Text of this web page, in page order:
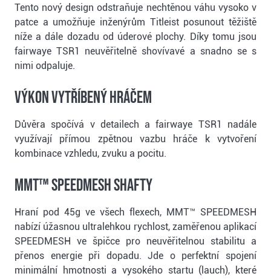
Tento nový design odstraňuje nechtěnou váhu vysoko v
patce a umožňuje inženýrům Titleist posunout těžiště
níže a dále dozadu od úderové plochy. Díky tomu jsou
fairwaye TSR1 neuvěřitelně shovívavé a snadno se s
nimi odpaluje.
Výkon vytříbený hráčem
Důvěra spočívá v detailech a fairwaye TSR1 nadále
využívají přímou zpětnou vazbu hráče k vytvoření
kombinace vzhledu, zvuku a pocitu.
MMT™ SPEEDMESH shafty
Hraní pod 45g ve všech flexech, MMT™ SPEEDMESH
nabízí úžasnou ultralehkou rychlost, zaměřenou aplikací
SPEEDMESH ve špičce pro neuvěřitelnou stabilitu a
přenos energie při dopadu. Jde o perfektní spojení
minimální hmotnosti a vysokého startu (lauch), které